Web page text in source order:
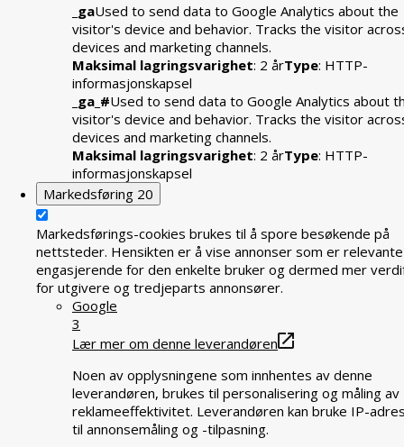
_gaUsed to send data to Google Analytics about the
visitor's device and behavior. Tracks the visitor
devices and marketing channels.
Maksimal lagringsvarighet: 2 årType: HTTP-
informasjonskapsel
_ga_#Used to send data to Google Analytics about
visitor's device and behavior. Tracks the visitor
devices and marketing channels.
Maksimal lagringsvarighet: 2 årType: HTTP-
informasjonskapsel
Markedsføring 20
Markedsførings-cookies brukes til å spore besøkende på
nettsteder. Hensikten er å vise annonser som er
engasjerende for den enkelte bruker og dermed mer
for utgivere og tredjeparts annonsører.
Google
3
Lær mer om denne leverandøren
Noen av opplysningene som innhentes av denne
leverandøren, brukes til personalisering og måling av
reklameeffektivitet. Leverandøren kan bruke IP-
til annonsemåling og -tilpasning.